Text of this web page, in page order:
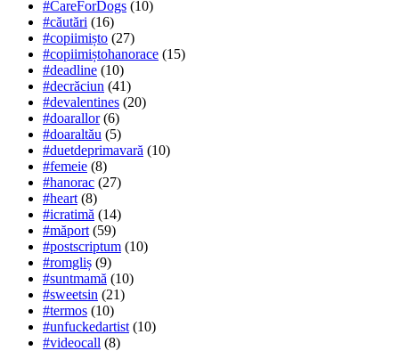
#CareForDogs (10)
#căutări (16)
#copiimișto (27)
#copiimiștohanorace (15)
#deadline (10)
#decrăciun (41)
#devalentines (20)
#doarallor (6)
#doaraltău (5)
#duetdeprimavară (10)
#femeie (8)
#hanorac (27)
#heart (8)
#icratimă (14)
#măport (59)
#postscriptum (10)
#romgliș (9)
#suntmamă (10)
#sweetsin (21)
#termos (10)
#unfuckedartist (10)
#videocall (8)